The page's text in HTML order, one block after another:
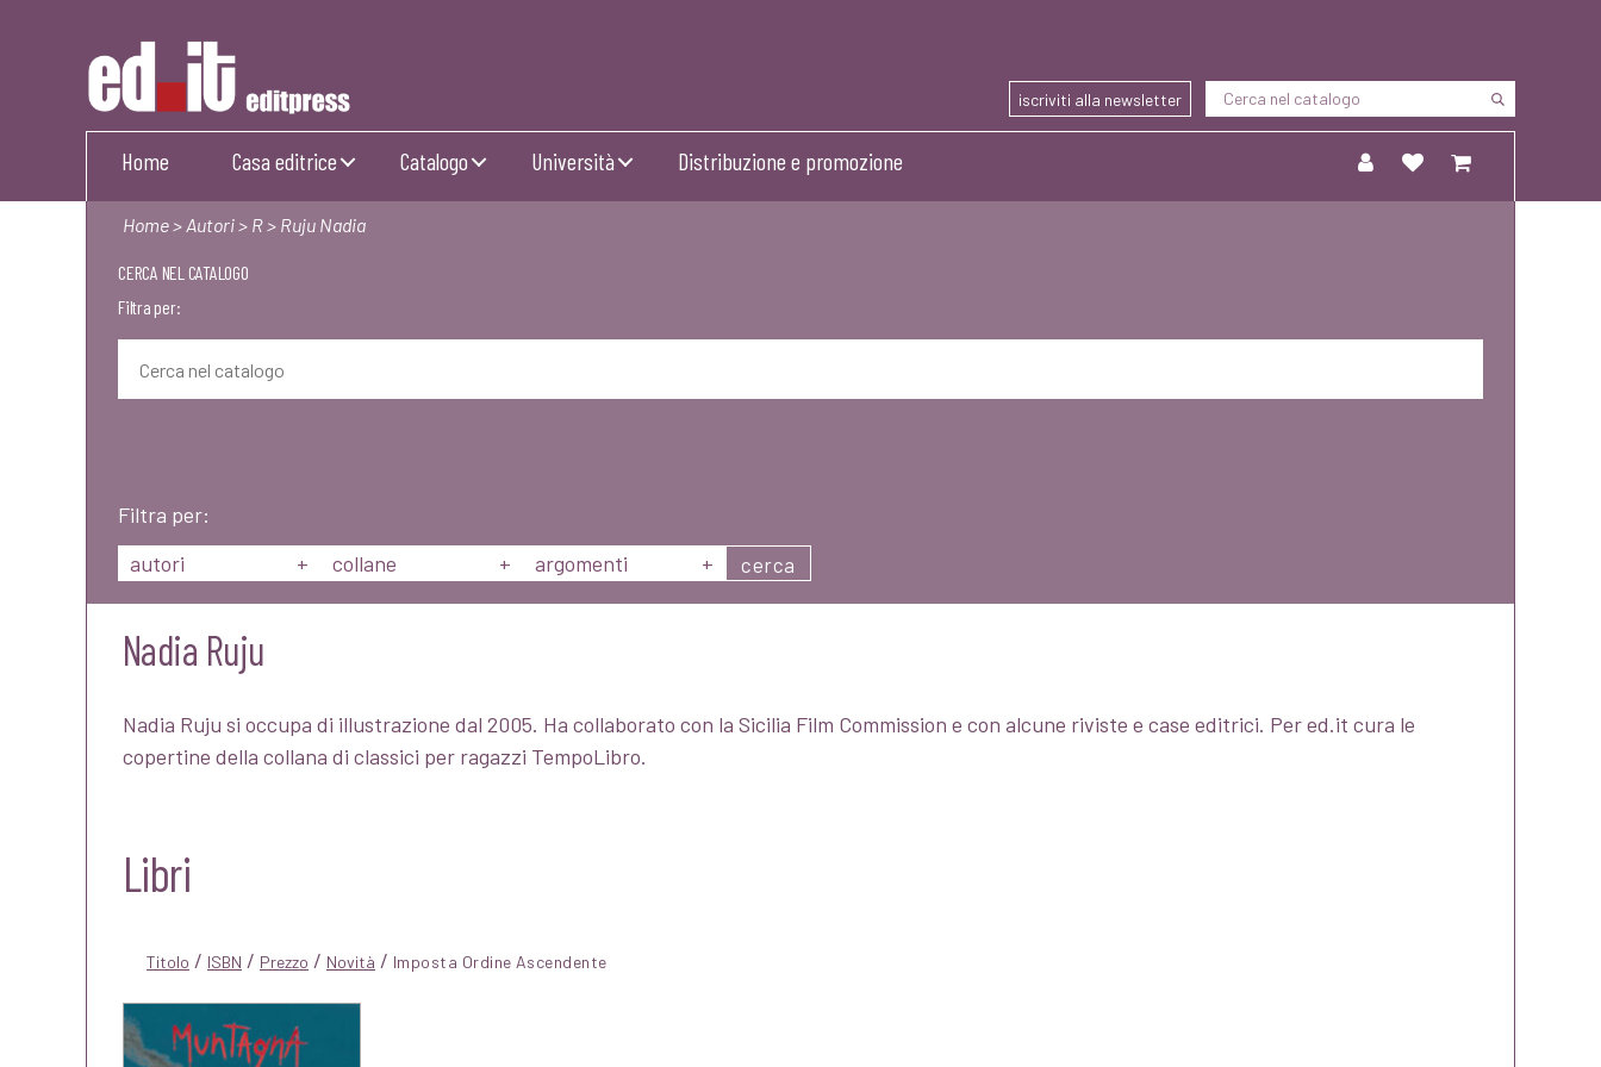
Editpress
iscriviti alla newsletter
Home Casa editrice Catalogo Università Distribuzione e promozione
Home> Autori> R> Ruju Nadia
CERCA NEL CATALOGO
Filtra per:
Filtra per:
autori
+ collane + argomenti + cerca
Nadia Ruju
Nadia Ruju si occupa di illustrazione dal 2005. Ha collaborato con la Sicilia Film Commission e con alcune riviste e case editrici. Per ed.it cura le
copertine della collana di classici per ragazzi TempoLibro.
Libri
Titolo / ISBN / Prezzo / Novità /